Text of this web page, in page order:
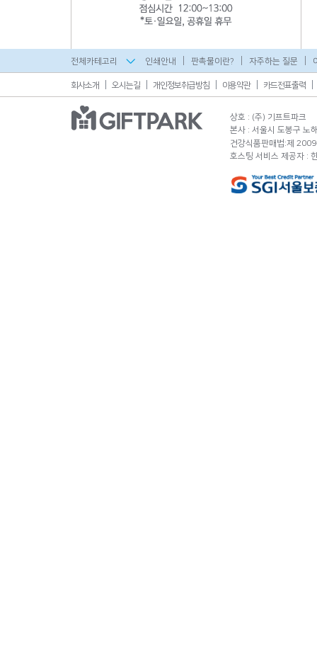
전체카테고리 인쇄안내 판촉물이란? 자주하는 질문
회사소개 오시는길 개인정보취급방침 이용약관 카드전표출력
상호 : (주) 기프트파크
본사 : 서울시 도봉구 노
건강식품판매법:제
호스팅 서비스 제공자 :